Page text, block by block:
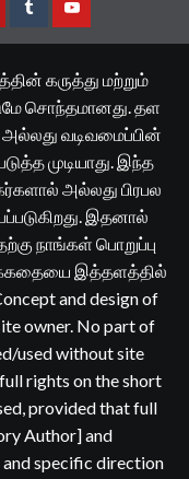
TumblrYouTube
கருத்து மற்றும்
சொந்தமானது. தள
அல்லது வடிவமைப்பின்
முடியாது. இந்த
அல்லது பிரபல
இதனால்
நாங்கள் பொறுப்பு
அக்கதையை இத்தளத்தில்
and design of
owner. No part of
used without site
rights on the short
provided that full
Author] and
specific direction